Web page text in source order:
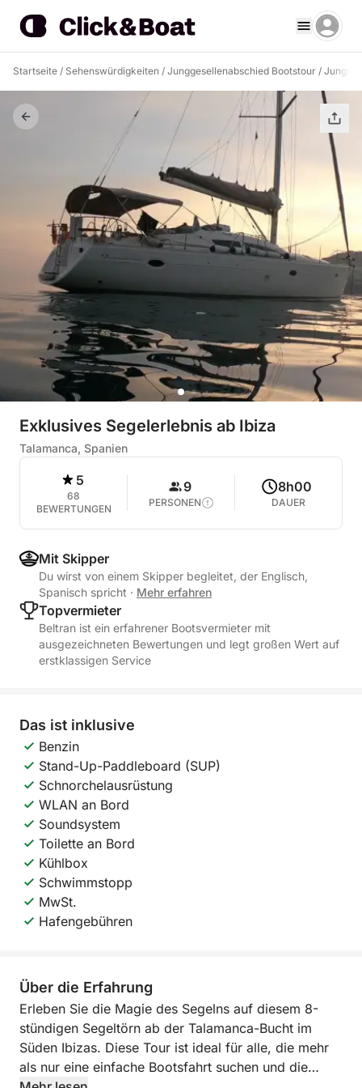
Startseite / Sehenswürdigkeiten / Junggesellenabschied Bootstour /
Exklusives Segelerlebnis ab Ibiza
Talamanca, Spanien
5
68
BEWERTUNGEN
9
PERSONEN
8h00
DAUER
Mit Skipper
Du wirst von einem Skipper begleitet, der Englisch,
Spanisch spricht · Mehr erfahren
Topvermieter
Beltran ist ein erfahrener Bootsvermieter mit
ausgezeichneten Bewertungen und legt großen Wert auf
erstklassigen Service
Das ist inklusive
Benzin
Stand-Up-Paddleboard (SUP)
Schnorchelausrüstung
WLAN an Bord
Soundsystem
Toilette an Bord
Kühlbox
Schwimmstopp
MwSt.
Hafengebühren
Über die Erfahrung
Erleben Sie die Magie des Segelns auf diesem 8-
stündigen Segeltörn ab der Talamanca-Bucht im
Süden Ibizas. Diese Tour ist ideal für alle, die mehr
als nur eine einfache Bootsfahrt suchen und die